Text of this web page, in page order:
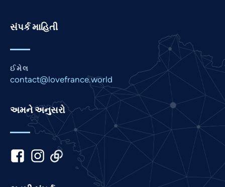
સંપર્ક માહિતી
ઈમેલ
contact@lovefrance.world
અમને અનુસરો
Japanese
Kannada
Khmer
Malay
Marathi
Nepali